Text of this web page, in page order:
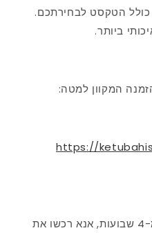
הטקסט לבחירתכם.
המקוון למטה:
https://
אם החתונה שלכם בעוד פחות מ-4 שבועות, אנא רכשו את